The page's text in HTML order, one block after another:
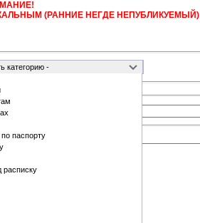
(РАННИЕ НЕГДЕ НЕПУБЛИКУЕМЫЙ)
паспорту
расписку